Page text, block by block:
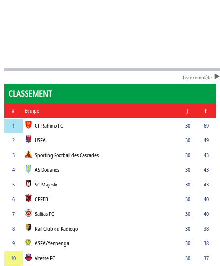
Liste complète
CLASSEMENT
# Equipe J
P
1
CF Rahimo FC 30
69
2
USFA 30
49
3
Sporting Football des Cascades 30
43
4
AS Douanes 30
43
5
SC Majestic 30
43
6
CFFEB 30
40
7
Salitas FC 30
40
8
Rail Club du Kadiogo 30
38
9
ASFA/Yennenga 30
38
10
Vitesse FC 30
37